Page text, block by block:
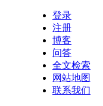
登录
注册
博客
问答
全文检索
网站地图
联系我们